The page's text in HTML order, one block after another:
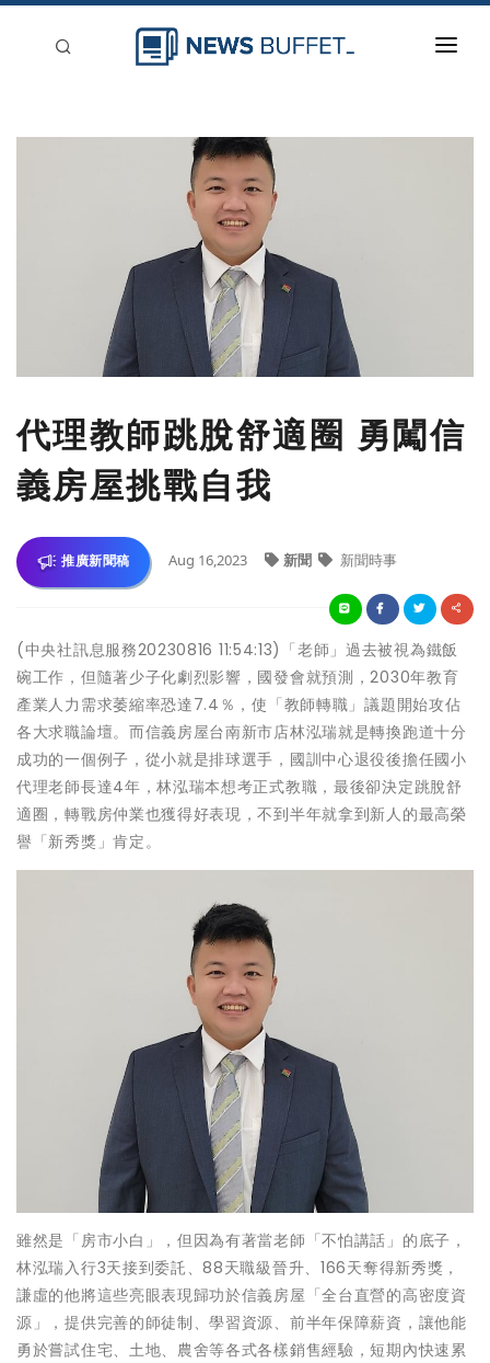
代理教師跳脫舒適圈 勇闖信
義房屋挑戰自我
推廣新聞稿 Aug 16,2023 新聞 新聞時事
(中央社訊息服務20230816 11:54:13)「老師」過去被視為鐵飯
碗工作，但隨著少子化劇烈影響，國發會就預測，2030年教育
產業人力需求萎縮率恐達7.4％，使「教師轉職」議題開始攻佔
各大求職論壇。而信義房屋台南新市店林泓瑞就是轉換跑道十分
成功的一個例子，從小就是排球選手，國訓中心退役後擔任國小
代理老師長達4年，林泓瑞本想考正式教職，最後卻決定跳脫舒
適圈，轉戰房仲業也獲得好表現，不到半年就拿到新人的最高榮
譽「新秀獎」肯定。
雖然是「房市小白」，但因為有著當老師「不怕講話」的底子，
林泓瑞入行3天接到委託、88天職級晉升、166天奪得新秀獎，
謙虛的他將這些亮眼表現歸功於信義房屋「全台直營的高密度資
源」，提供完善的師徒制、學習資源、前半年保障薪資，讓他能
勇於嘗試住宅、土地、農舍等各式各樣銷售經驗，短期內快速累